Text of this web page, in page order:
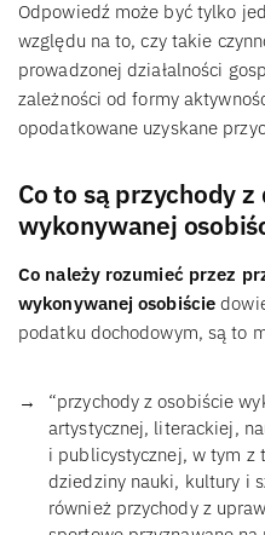
Odpowiedź może być tylko
względu na to, czy takie
prowadzonej działalności
zależności od formy
opodatkowane uzyskane
Co to są przychody z
wykonywanej
Co należy rozumieć przez
wykonywanej osobiście
podatku dochodowym, są to
“przychody z osobiście
artystycznej, literackiej,
i publicystycznej, w tym z
dziedziny nauki, kultury i
również przychody z